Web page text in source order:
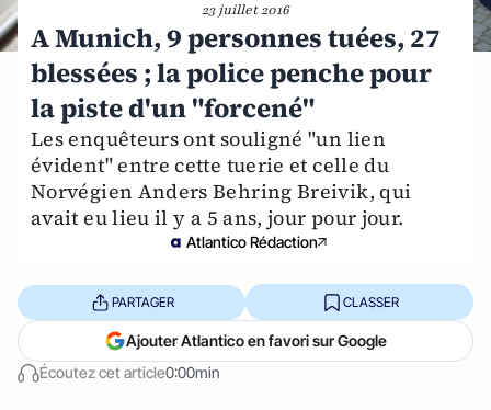
23 juillet 2016
A Munich, 9 personnes tuées, 27
blessées ; la police penche pour
la piste d'un "forcené"
Les enquêteurs ont souligné "un lien
évident" entre cette tuerie et celle du
Norvégien Anders Behring Breivik, qui
avait eu lieu il y a 5 ans, jour pour jour.
Atlantico Rédaction
Écoutez cet article0:00min
PARTAGER CLASSER
Ajouter Atlantico en favori sur Google